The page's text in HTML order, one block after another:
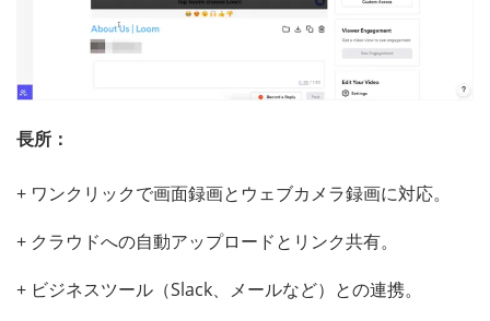
長所：
+ ワンクリックで画面録画とウェブカメラ録画に対応。
+ クラウドへの自動アップロードとリンク共有。
+ ビジネスツール（Slack、メールなど）との連携。